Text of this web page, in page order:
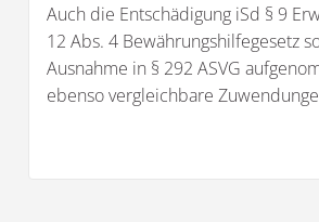
Auch die Entschädigung iSd § 9
12 Abs. 4 Bewährungshilfegesetz
Ausnahme in § 292 ASVG
ebenso vergleichbare